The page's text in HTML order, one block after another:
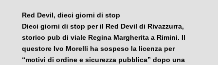
Red Devil, dieci giorni di stop
Dieci giorni di stop per il Red Devil di Rivazzurra,
storico pub di viale Regina Margherita a Rimini. Il
questore Ivo Morelli ha sospeso la licenza per
“motivi di ordine e sicurezza pubblica” dopo una